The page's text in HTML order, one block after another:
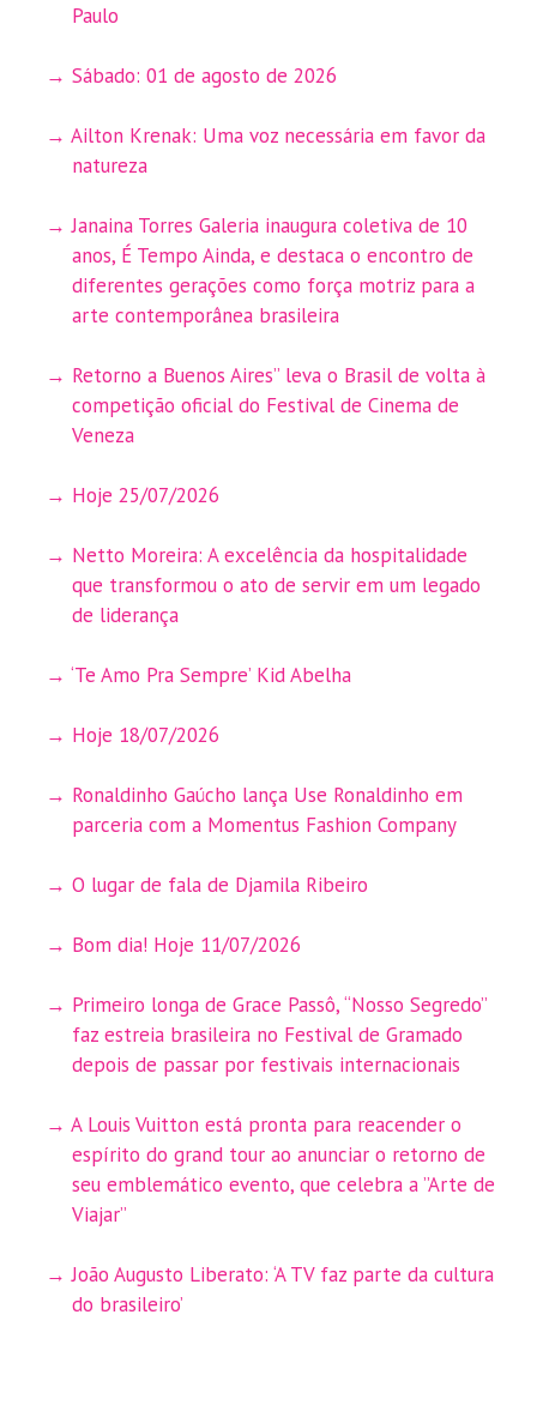
Paulo
Sábado: 01 de agosto de 2026
Ailton Krenak: Uma voz necessária em favor da
natureza
Janaina Torres Galeria inaugura coletiva de 10
anos, É Tempo Ainda, e destaca o encontro de
diferentes gerações como força motriz para a
arte contemporânea brasileira
Retorno a Buenos Aires” leva o Brasil de volta à
competição oficial do Festival de Cinema de
Veneza
Hoje 25/07/2026
Netto Moreira: A excelência da hospitalidade
que transformou o ato de servir em um legado
de liderança
‘Te Amo Pra Sempre’ Kid Abelha
Hoje 18/07/2026
Ronaldinho Gaúcho lança Use Ronaldinho em
parceria com a Momentus Fashion Company
O lugar de fala de Djamila Ribeiro
Bom dia! Hoje 11/07/2026
Primeiro longa de Grace Passô, “Nosso Segredo”
faz estreia brasileira no Festival de Gramado
depois de passar por festivais internacionais
A Louis Vuitton está pronta para reacender o
espírito do grand tour ao anunciar o retorno de
seu emblemático evento, que celebra a ”Arte de
Viajar”
João Augusto Liberato: ‘A TV faz parte da cultura
do brasileiro’